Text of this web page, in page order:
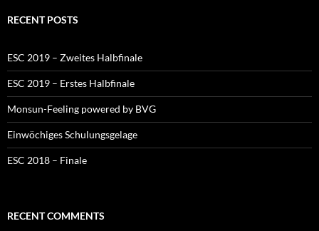
RECENT POSTS
ESC 2019 – Zweites Halbfinale
ESC 2019 – Erstes Halbfinale
Monsun-Feeling powered by BVG
Einwöchiges Schulungsgelage
ESC 2018 – Finale
RECENT COMMENTS